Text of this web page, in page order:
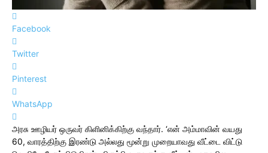
Facebook
Twitter
Pinterest
WhatsApp
அரசு ஊழியர் ஒருவர் கிளினிக்கிற்கு வந்தார். ‘என் அம்மாவின் வயது
60, வாரத்திற்கு இரண்டு அல்லது மூன்று முறையாவது வீட்டை விட்டு